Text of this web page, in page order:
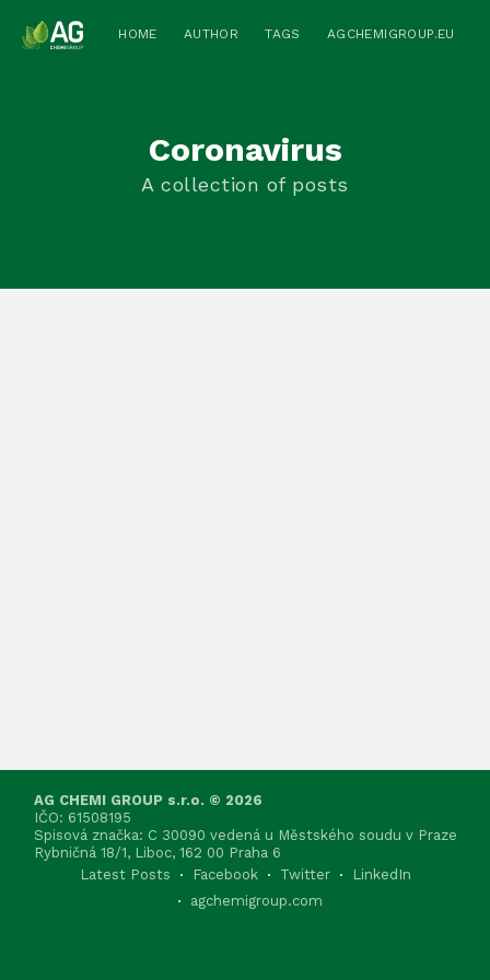
HOME AUTHOR TAGS AGCHEMIGROUP.EU
Coronavirus
A collection of posts
AG CHEMI GROUP s.r.o. © 2026
IČO: 61508195
Spisová značka: C 30090 vedená u Městského soudu v Praze
Rybničná 18/1, Liboc, 162 00 Praha 6
Latest Posts
Facebook Twitter
LinkedIn
agchemigroup.com